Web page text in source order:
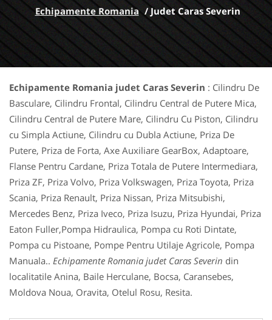
Echipamente Romania / Judet Caras Severin
Echipamente Romania judet Caras Severin : Cilindru De
Basculare, Cilindru Frontal, Cilindru Central de Putere Mica,
Cilindru Central de Putere Mare, Cilindru Cu Piston, Cilindru
cu Simpla Actiune, Cilindru cu Dubla Actiune, Priza De
Putere, Priza de Forta, Axe Auxiliare GearBox, Adaptoare,
Flanse Pentru Cardane, Priza Totala de Putere Intermediara,
Priza ZF, Priza Volvo, Priza Volkswagen, Priza Toyota, Priza
Scania, Priza Renault, Priza Nissan, Priza Mitsubishi,
Mercedes Benz, Priza Iveco, Priza Isuzu, Priza Hyundai, Priza
Eaton Fuller,Pompa Hidraulica, Pompa cu Roti Dintate,
Pompa cu Pistoane, Pompe Pentru Utilaje Agricole, Pompa
Manuala.. Echipamente Romania judet Caras Severin din
localitatile Anina, Baile Herculane, Bocsa, Caransebes,
Moldova Noua, Oravita, Otelul Rosu, Resita.